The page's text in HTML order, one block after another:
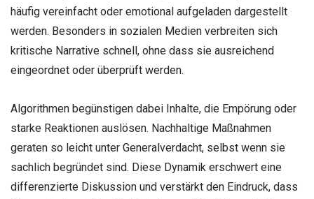
häufig vereinfacht oder emotional aufgeladen dargestellt
werden. Besonders in sozialen Medien verbreiten sich
kritische Narrative schnell, ohne dass sie ausreichend
eingeordnet oder überprüft werden.
Algorithmen begünstigen dabei Inhalte, die Empörung oder
starke Reaktionen auslösen. Nachhaltige Maßnahmen
geraten so leicht unter Generalverdacht, selbst wenn sie
sachlich begründet sind. Diese Dynamik erschwert eine
differenzierte Diskussion und verstärkt den Eindruck, dass